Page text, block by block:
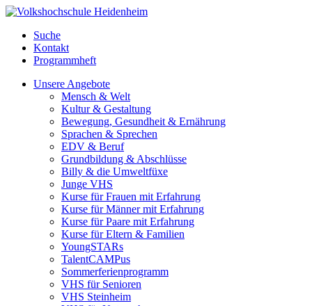
Suche
Kontakt
Programmheft
Unsere Angebote
Mensch & Welt
Kultur & Gestaltung
Bewegung, Gesundheit & Ernährung
Sprachen & Sprechen
EDV & Beruf
Grundbildung & Abschlüsse
Billy & die Umweltfüxe
Junge VHS
Kurse für Frauen mit Erfahrung
Kurse für Männer mit Erfahrung
Kurse für Paare mit Erfahrung
Kurse für Eltern & Familien
YoungSTARs
TalentCAMPus
Sommerferienprogramm
VHS für Senioren
VHS Steinheim